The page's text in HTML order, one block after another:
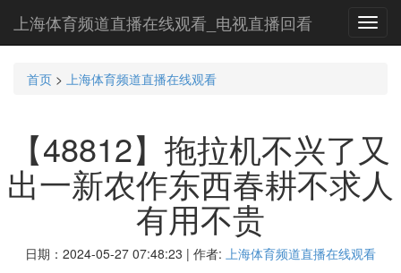
上海体育频道直播在线观看_电视直播回看
首页 > 上海体育频道直播在线观看
【48812】拖拉机不兴了又
出一新农作东西春耕不求人
有用不贵
日期：2024-05-27 07:48:23 | 作者: 上海体育频道直播在线观看